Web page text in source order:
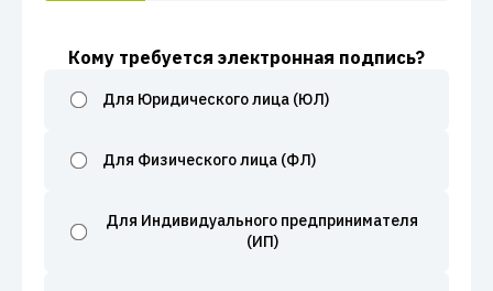
Кому требуется электронная подпись?
Для Юридического лица (ЮЛ)
Для Физического лица (ФЛ)
Для Индивидуального предпринимателя
(ИП)